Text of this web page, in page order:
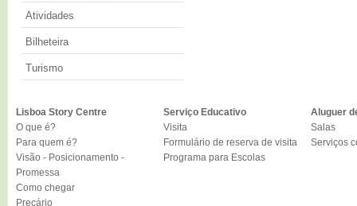
Atividades
Bilheteira
Turismo
Lisboa Story Centre
O que é?
Para quem é?
Visão - Posicionamento -
Promessa
Como chegar
Preçário
Serviço Educativo
Visita
Formulário de reserva de visita
Programa para Escolas
Aluguer
Salas
Serviços